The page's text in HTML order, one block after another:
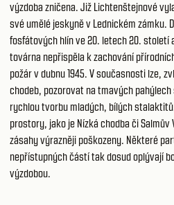
výzdoba zničena. Již Lichtenštejnové
své umělé jeskyně v Lednickém zámku.
fosfátových hlín ve 20. letech 20. století
továrna nepřispěla k zachování
požár v dubnu 1945. V současnosti lze,
chodeb, pozorovat na tmavých
rychlou tvorbu mladých, bílých
prostory, jako je Nízká chodba či
zásahy výrazněji poškozeny. Některé
nepřístupných částí tak dosud oplývají
výzdobou.